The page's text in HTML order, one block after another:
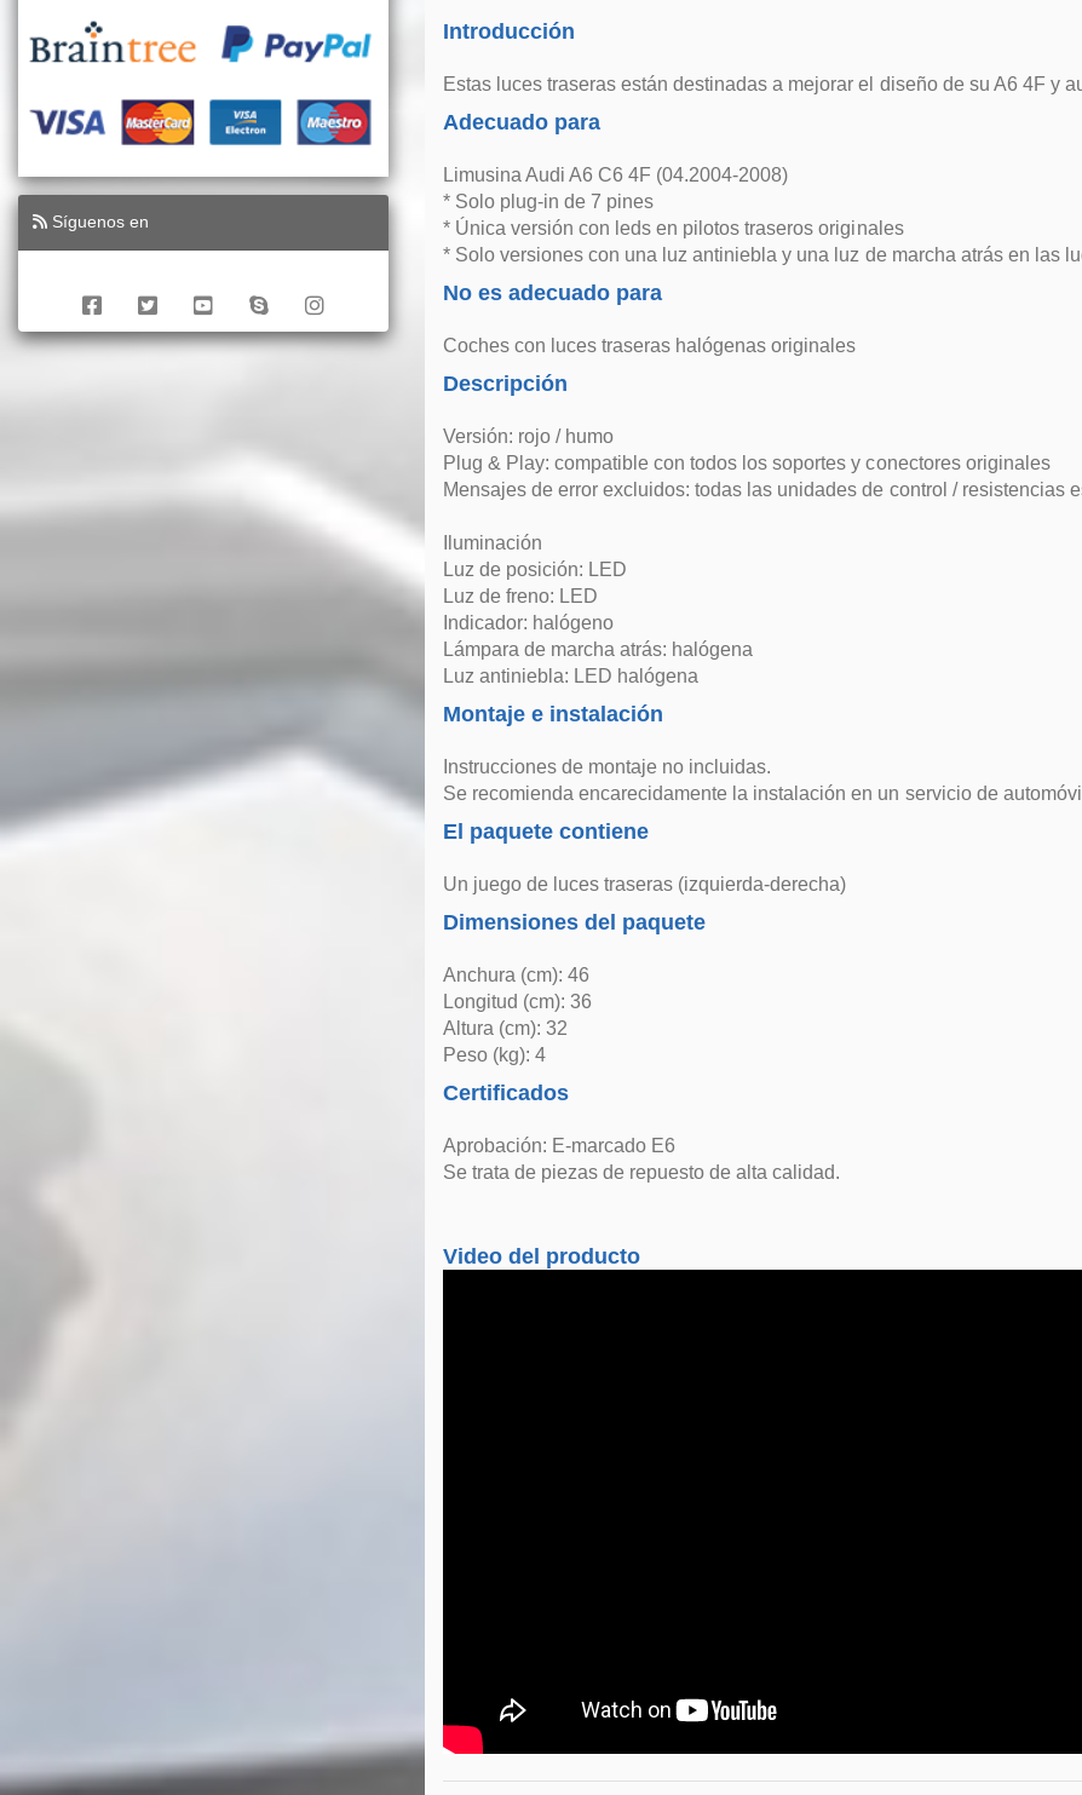
Síguenos en
Introducción
Estas luces traseras están destinadas a mejorar el diseño de su A6 4F y
Adecuado para
Limusina Audi A6 C6 4F (04.2004-2008)
* Solo plug-in de 7 pines
* Única versión con leds en pilotos traseros originales
* Solo versiones con una luz antiniebla y una luz de marcha atrás en las
No es adecuado para
Coches con luces traseras halógenas originales
Descripción
Versión: rojo / humo
Plug & Play: compatible con todos los soportes y conectores originales
Mensajes de error excluidos: todas las unidades de control / resistencias
Iluminación
Luz de posición: LED
Luz de freno: LED
Indicador: halógeno
Lámpara de marcha atrás: halógena
Luz antiniebla: LED halógena
Montaje e instalación
Instrucciones de montaje no incluidas.
Se recomienda encarecidamente la instalación en un servicio de
El paquete contiene
Un juego de luces traseras (izquierda-derecha)
Dimensiones del paquete
Anchura (cm): 46
Longitud (cm): 36
Altura (cm): 32
Peso (kg): 4
Certificados
Aprobación: E-marcado E6
Se trata de piezas de repuesto de alta calidad.
Video del producto